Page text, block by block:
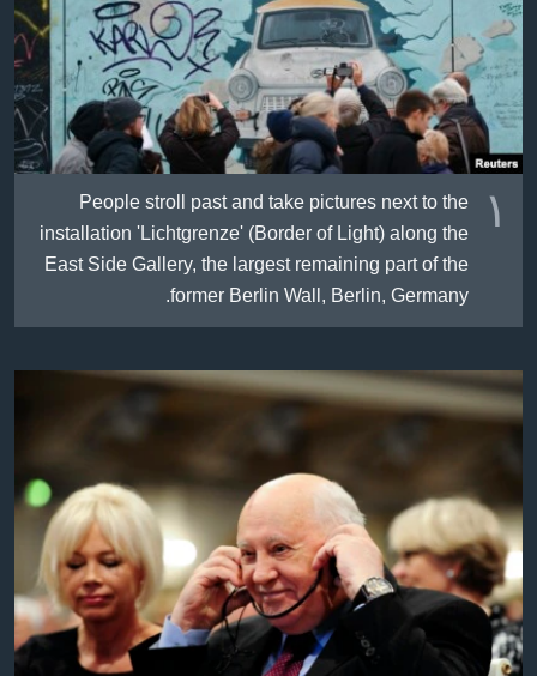
ژیان لە فەرهەنگدا
Learning English
FOLLOW US
زمانه‌کان١ People stroll past and take pictures next to the
installation 'Lichtgrenze' (Border of Light) along the
East Side Gallery, the largest remaining part of the
former Berlin Wall, Berlin, Germany.